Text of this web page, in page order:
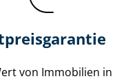
von Immobilien in